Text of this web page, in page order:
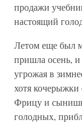
продажи
настоящий
Летом еще был
пришла осень, и
угрожая в
хотя кочерыжки
Фрицу и
голодных,